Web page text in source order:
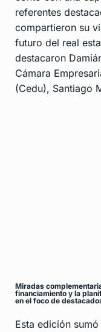
referentes
compartieron su
futuro del real
destacaron
Cámara
(Cedu), Santiago
Miradas
financiamiento y la
en el foco de
Esta edición